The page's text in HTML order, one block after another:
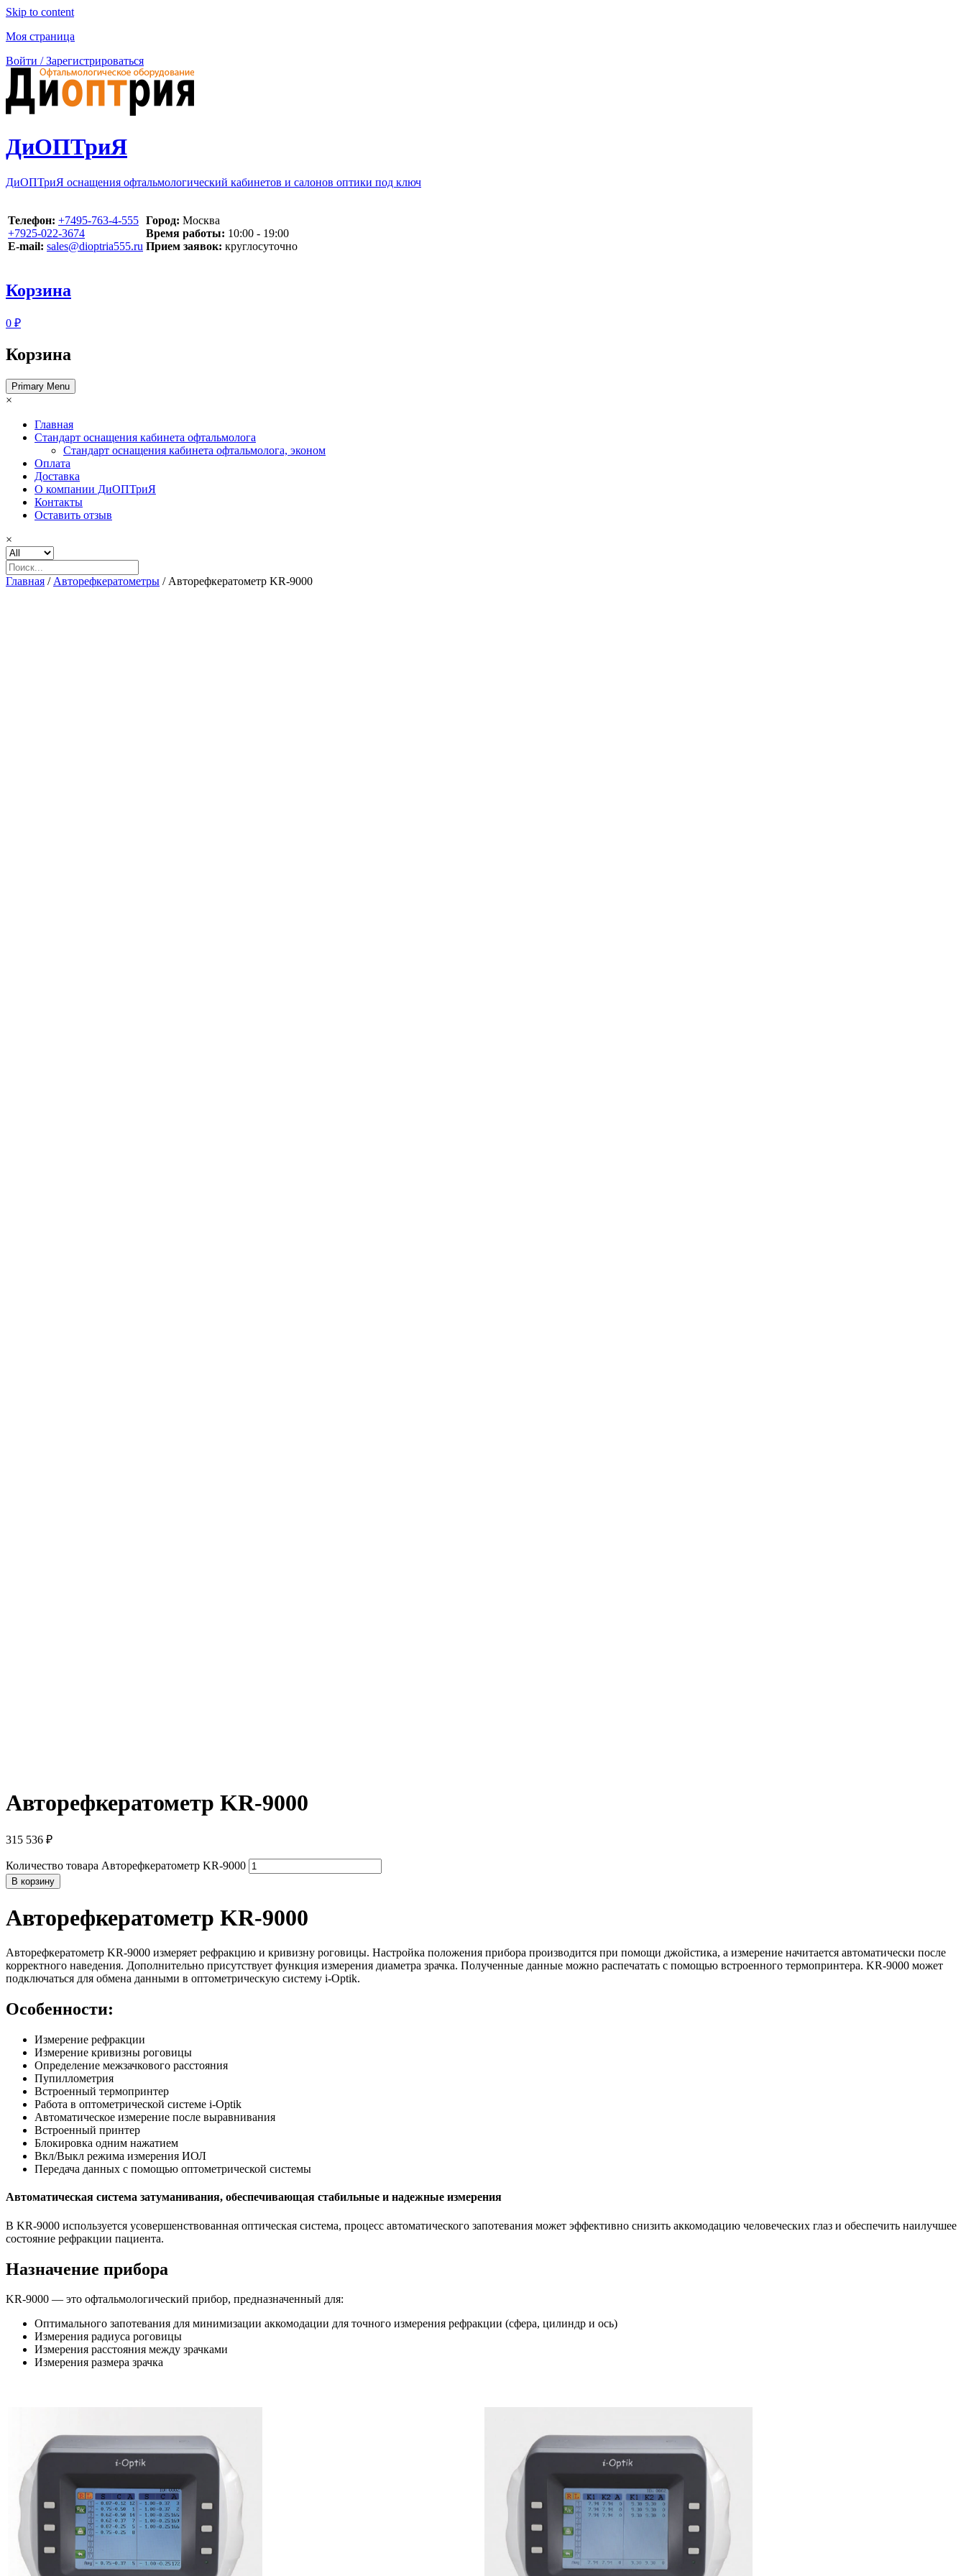
Skip to content
Моя страница
Войти / Зарегистрироваться
ДиОПТриЯ
ДиОПТриЯ оснащения офтальмологический кабинетов и салонов оптики под ключ
Телефон: ‪+7495-763-4-555‬
‪+7925-022-3674‬
E-mail: sales@dioptria555.ru
Город: Москва
Время работы: 10:00 - 19:00
Прием заявок: круглосуточно
Корзина
0 ₽
Корзина
Primary Menu
×
Главная
Стандарт оснащения кабинета офтальмолога
Стандарт оснащения кабинета офтальмолога, эконом
Оплата
Доставка
О компании ДиОПТриЯ
Контакты
Оставить отзыв
×
Главная / Авторефкератометры / Авторефкератометр KR-9000
Авторефкератометр KR-9000
315 536 ₽
Количество товара Авторефкератометр KR-9000
В корзину
Авторефкератометр KR-9000
Авторефкератометр KR-9000 измеряет рефракцию и кривизну роговицы. Настройка положения прибора производится при помощи джойстика, а измерение начитается автоматически после
корректного наведения. Дополнительно присутствует функция измерения диаметра зрачка. Полученные данные можно распечатать с помощью встроенного термопринтера. KR-9000 может
подключаться для обмена данными в оптометрическую систему i-Optik.
Особенности:
Измерение рефракции
Измерение кривизны роговицы
Определение межзачкового расстояния
Пупиллометрия
Встроенный термопринтер
Работа в оптометрической системе i-Optik
Автоматическое измерение после выравнивания
Встроенный принтер
Блокировка одним нажатием
Вкл/Выкл режима измерения ИОЛ
Передача данных с помощью оптометрической системы
Автоматическая система затуманивания, обеспечивающая стабильные и надежные измерения
В KR-9000 используется усовершенствованная оптическая система, процесс автоматического запотевания может эффективно снизить аккомодацию человеческих глаз и обеспечить наилучшее
состояние рефракции пациента.
Назначение прибора
KR-9000 — это офтальмологический прибор, предназначенный для:
Оптимального запотевания для минимизации аккомодации для точного измерения рефракции (сфера, цилиндр и ось)
Измерения радиуса роговицы
Измерения расстояния между зрачками
Измерения размера зрачка